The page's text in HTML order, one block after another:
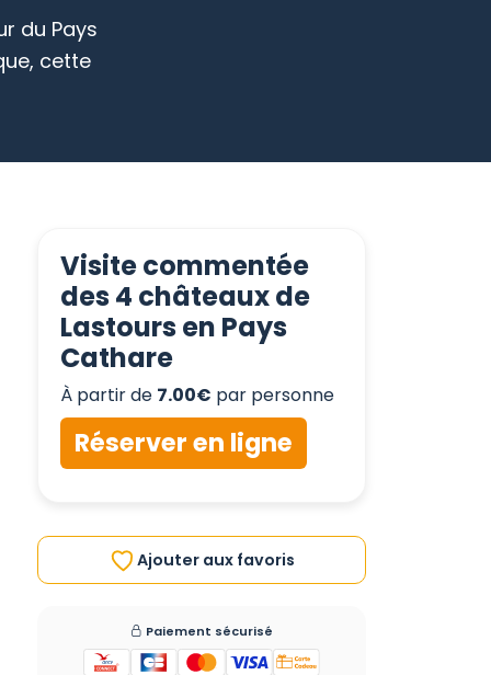
du Pays
cette
Visite commentée
des 4 châteaux de
Lastours en Pays
Cathare
À partir de 7.00€ par personne
Réserver en ligne
Ajouter aux favoris
Paiement sécurisé